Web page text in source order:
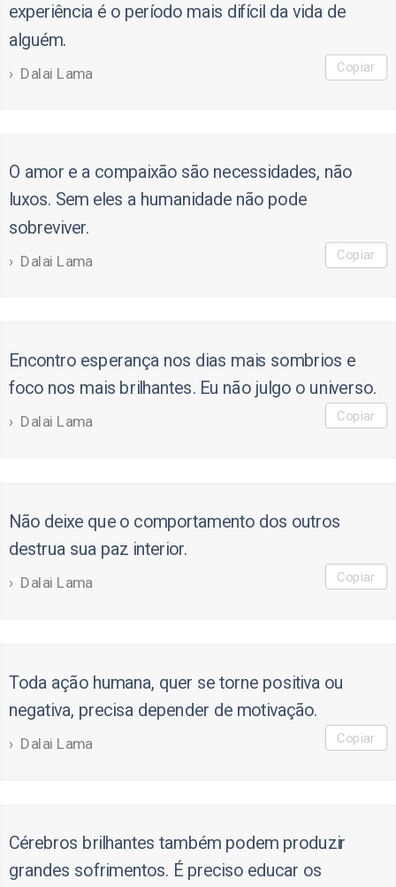
experiência é o período mais difícil da vida de
alguém.
Dalai Lama Copiar
O amor e a compaixão são necessidades, não
luxos. Sem eles a humanidade não pode
sobreviver.
Dalai Lama Copiar
Encontro esperança nos dias mais sombrios e
foco nos mais brilhantes. Eu não julgo o universo.
Dalai Lama Copiar
Não deixe que o comportamento dos outros
destrua sua paz interior.
Dalai Lama Copiar
Toda ação humana, quer se torne positiva ou
negativa, precisa depender de motivação.
Dalai Lama Copiar
Cérebros brilhantes também podem produzir
grandes sofrimentos. É preciso educar os